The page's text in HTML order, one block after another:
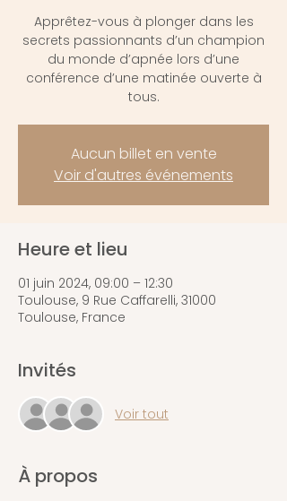
Apprêtez-vous à plonger dans les
secrets passionnants d’un champion
du monde d’apnée lors d’une
conférence d’une matinée ouverte à
tous.
Aucun billet en vente
Voir d'autres événements
Heure et lieu
01 juin 2024, 09:00 – 12:30
Toulouse, 9 Rue Caffarelli, 31000
Toulouse, France
Invités
Voir tout
À propos